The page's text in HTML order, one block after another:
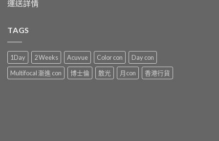
運送詳情
TAGS
1Day 2 Weeks Acuvue Color con
Day con
Multifocal 漸進 con
博士倫 散光 月con 香港行貨